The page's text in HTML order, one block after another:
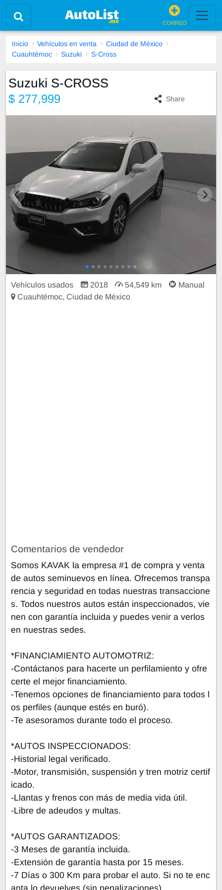
CORREO
Inicio Vehículos en venta
Ciudad de México
Cuauhtémoc
Suzuki S-Cross
Suzuki S-CROSS
$ 277,999 Share
Vehículos usados 2018 54,549 km
Manual
Cuauhtémoc, Ciudad de México
Comentarios de vendedor
Somos KAVAK la empresa #1 de compra y venta
de autos seminuevos en línea. Ofrecemos transpa
rencia y seguridad en todas nuestras transaccione
s. Todos nuestros autos están inspeccionados, vie
nen con garantía incluida y puedes venir a verlos
en nuestras sedes.
*FINANCIAMIENTO AUTOMOTRIZ:
-Contáctanos para hacerte un perfilamiento y ofre
certe el mejor financiamiento.
-Tenemos opciones de financiamiento para todos l
os perfiles (aunque estés en buró).
-Te asesoramos durante todo el proceso.
*AUTOS INSPECCIONADOS:
-Historial legal verificado.
-Motor, transmisión, suspensión y tren motriz certif
icado.
-Llantas y frenos con más de media vida útil.
-Libre de adeudos y multas.
*AUTOS GARANTIZADOS:
-3 Meses de garantía incluida.
-Extensión de garantía hasta por 15 meses.
-7 Días o 300 Km para probar el auto. Si no te enc
anta lo devuelves (sin penalizaciones).